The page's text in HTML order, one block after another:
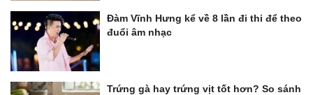
Đàm Vĩnh Hưng kể về 8 lần đi thi để theo
đuổi âm nhạc
Trứng gà hay trứng vịt tốt hơn? So sánh